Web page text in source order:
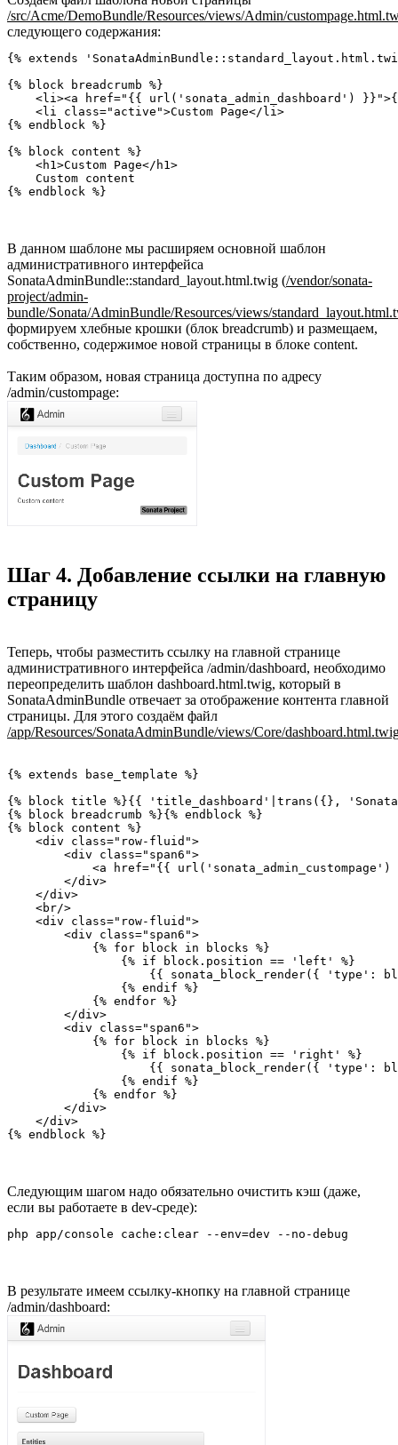
/src/Acme/DemoBundle/Resources/views/Admin/
следующего содержания:
{% extends
{% block breadcrumb %}
<li><a href="{{ url('sonata_admin_dashboard')
<li
{% endblock %}
{% block content %}
    Custom content
В данном шаблоне мы расширяем основной шаблон
административного интерфейса
SonataAdminBundle::standard_layout.html.twig (/vendor/sonata-
project/admin-
bundle/Sonata/AdminBundle/Resources/views/
формируем хлебные крошки (блок breadcrumb) и размещаем,
собственно, содержимое новой страницы в блоке content.
Таким образом, новая страница доступна по адресу
/admin/custompage:
Шаг 4. Добавление ссылки на главную
страницу
Теперь, чтобы разместить ссылку на главной странице
административного интерфейса /admin/dashboard, необходимо
переопределить шаблон dashboard.html.twig, который в
SonataAdminBundle отвечает за отображение контента главной
страницы. Для этого создаём файл
/app/Resources/SonataAdminBundle/views/Core/
{% extends base_template %}
{% block title %}{{ 'title_dashboard'|trans({},
{% block breadcrumb %}{% endblock %}
{% block content %}
    <div class="row-fluid">
        <div class="span6">
<a href="{{
        </div>
    </div>
    <br/>
    <div class="row-fluid">
        <div class="span6">
            {% for block in blocks %}
                {% if block.position == 'left' %}
{{ sonata_block_render({ 'type':
                {% endif %}
            {% endfor %}
        </div>
        <div class="span6">
            {% for block in blocks %}
                {% if block.position == 'right' %}
{{ sonata_block_render({ 'type':
                {% endif %}
            {% endfor %}
        </div>
    </div>
Следующим шагом надо обязательно очистить кэш (даже,
если вы работаете в dev-среде):
В результате имеем ссылку-кнопку на главной странице
/admin/dashboard: